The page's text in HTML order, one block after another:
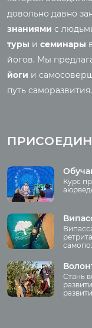
Аудио отзывы о
Семинары
Аудио отзывы о
О нас
Преподаватели
Регионы
Ваша помощь
Принять участие
Волонтёрство
довольно давно
знаниями с
туры и семинары
йогов. Мы
йоги и
путь саморазвития.
Курс
Стань